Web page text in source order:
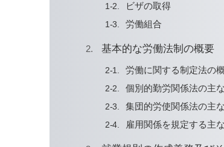
ビザの取得
労働組合
基本的な労働法制の概要
労働に関する制定法の
個別的勤労関係法の主
集団的労使関係法の主
雇用関係を規定する主